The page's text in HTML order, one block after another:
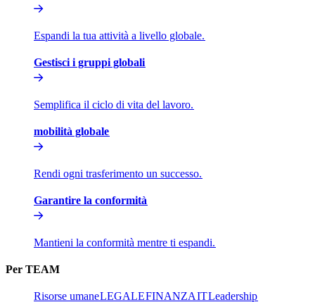
Espandi la tua attività a livello globale.​​
Gestisci i gruppi globali​​
Semplifica il ciclo di vita del lavoro.​​
mobilità globale​​
Rendi ogni trasferimento un successo.​​
Garantire la conformità​​
Mantieni la conformità mentre ti espandi.​​
Per TEAM​​
Risorse umane​​LEGALE​​FINANZA​​IT​​Leadership​​